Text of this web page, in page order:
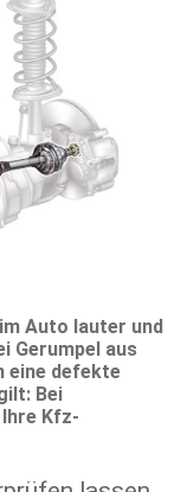
Auto lauter und
Gerumpel aus
eine defekte
Bei
Kfz-